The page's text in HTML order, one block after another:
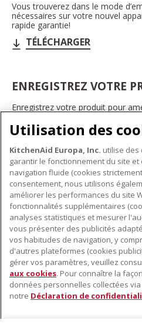
Vous trouverez dans le mode
nécessaires sur votre nouvel
rapide garantie!
TÉLÉCHARGER
ENREGISTREZ VOTRE
Enregistrez votre produit pour
bénéficier d'offres et de
conseils et des astuces, et bien
INSCRIVEZ-VOUS DÈS À
À PROPOS DE KITCHENAID
À propos de KitchenAid
Histoire de la marque
Communiqués de presse
ODR
NOS PRODUITS
Petits électroménagers
Matériel de cuisine
Accessoires
SERVICE CLIENT
Trouver un magasin
Utilisation des
KitchenAid Europa, Inc. utilise des
garantir le fonctionnement du site
navigation fluide (cookies
consentement, nous utilisons
améliorer les performances du site
fonctionnalités supplémentaires
analyses statistiques et mesurer
vous présenter des publicités
vos habitudes de navigation, y
d'autres plateformes (cookies
gérer vos paramètres, veuillez
aux cookies. Pour connaître la
données personnelles collectées
notre Déclaration de